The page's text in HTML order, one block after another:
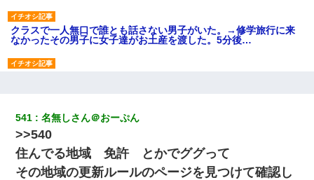
クラスで一人無口で誰とも話さない男子がいた。→修学旅行に来
なかったその男子に女子達がお土産を渡した。5分後…
【悲報】嫁がワイのこと嫌いっぽいから単身赴任した結果
妻が亡くなったんだけど正直ガチで嬉しい
541 名無しさん＠おーぷん
>>540
住んでる地域 免許 とかでググって
その地域の更新ルールのページを見つけて確認し